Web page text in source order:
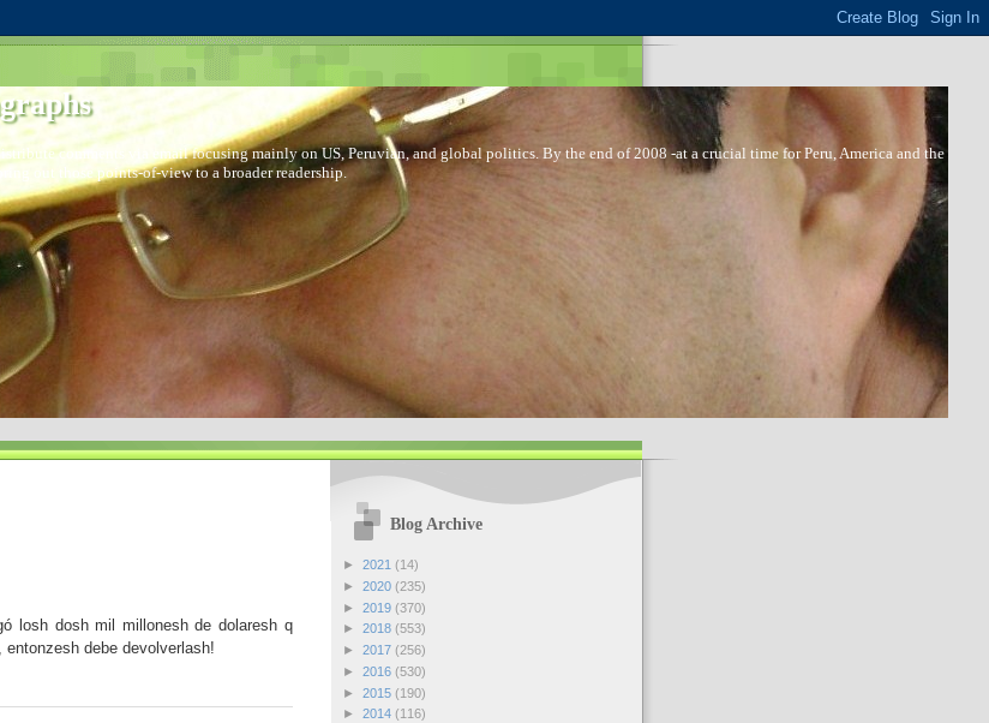
comments via email focusing mainly on US, Peruvian, and global politics. By the end of 2008 -at a crucial time for Peru, America and the
out those points-of-view to a broader readership.
losh dosh mil millonesh de dolaresh q
debe devolverlash!
Blog Archive
► 2021 (14)
► 2020 (235)
► 2019 (370)
► 2018 (553)
► 2017 (256)
► 2016 (530)
► 2015 (190)
► 2014 (116)